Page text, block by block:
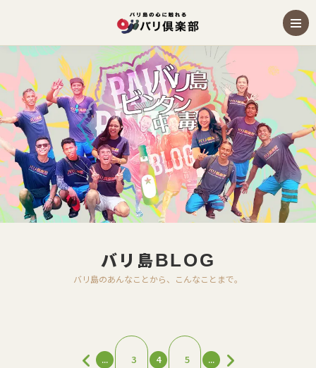
バリ島BLOG
バリ島のあんなことから、こんなことまで。
... 3 4 5 ...